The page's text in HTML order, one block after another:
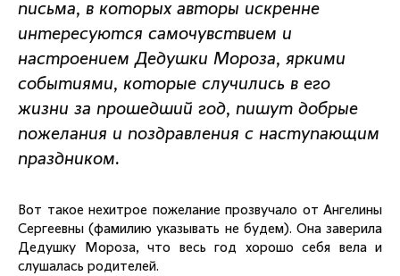
письма, в которых авторы искренне
интересуются самочувствием и
настроением Дедушки Мороза, яркими
событиями, которые случились в его
жизни за прошедший год, пишут добрые
пожелания и поздравления с наступающим
праздником.
Вот такое нехитрое пожелание прозвучало от Ангелины
Сергеевны (фамилию указывать не будем). Она заверила
Дедушку Мороза, что весь год хорошо себя вела и
слушалась родителей.